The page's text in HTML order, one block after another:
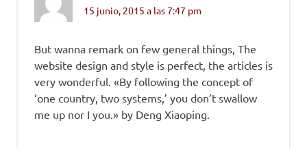
15 junio, 2015 a las 7:47 pm
But wanna remark on few general things, The
website design and style is perfect, the articles is
very wonderful. «By following the concept of
‘one country, two systems,’ you don’t swallow
me up nor I you.» by Deng Xiaoping.